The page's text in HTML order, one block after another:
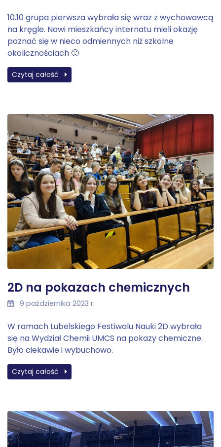
10.10 grupa pierwsza wybrała się wraz z wychowawcą
na kręgle. Nowi mieszkańcy internatu mieli okazję
poznać się w nieco odmiennych niż szkolne
okolicznościach 🙂
Czytaj całość
2D na pokazach chemicznych
9 października 2023 r.
W ramach Lubelskiego Festiwalu Nauki 2D wybrała
się na Wydział Chemii UMCS na pokazy chemiczne.
Było ciekawie i wybuchowo.
Czytaj całość